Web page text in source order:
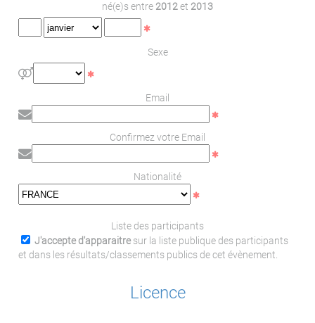
né(e)s entre 2012et 2013
Sexe
Email
Confirmez votre Email
Nationalité
Liste des participants
J'accepte d'apparaitresur la liste publique des participants
et dans les résultats/classements publics de cet évènement.
Licence